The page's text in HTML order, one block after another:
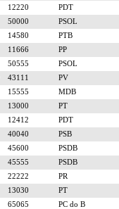
12220
PDT
50000
PSOL
14580
PTB
11666
PP
50555
PSOL
43111
PV
15555
MDB
13000
PT
12412
PDT
40040
PSB
45600
PSDB
45555
PSDB
22222
PR
13030
PT
65065
PC do B